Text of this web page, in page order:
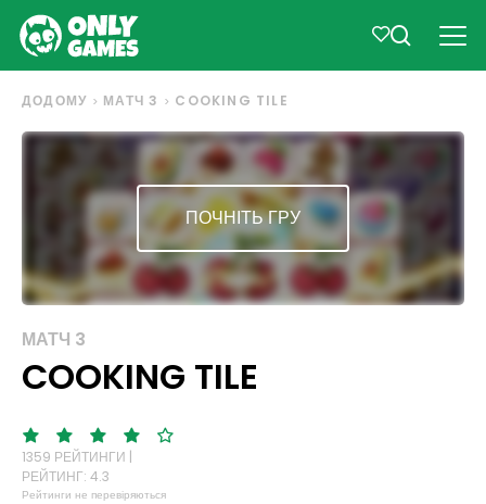
ДОДОМУ МАТЧ 3 COOKING TILE
ПОЧНІТЬ ГРУ
МАТЧ 3
COOKING TILE
1359 РЕЙТИНГИ |
РЕЙТИНГ: 4.3
Рейтинги не перевіряються